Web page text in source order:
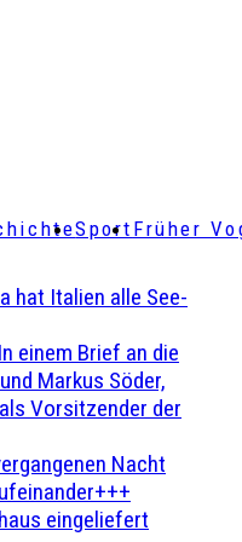
Sport Früher
hat Italien alle See-
einem Brief an die
Markus Söder,
Vorsitzender der
Nacht
eingeliefert